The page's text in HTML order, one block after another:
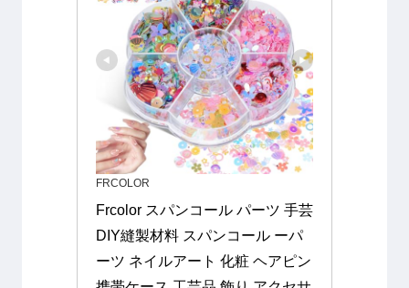
FRCOLOR
Frcolor スパンコール パーツ 手芸
DIY縫製材料 スパンコール ーパ
ーツ ネイルアート 化粧 ヘアピン